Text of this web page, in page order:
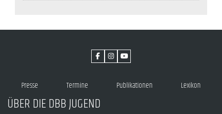
Presse Termine Publikationen Lexikon
ÜBER DIE DBB JUGEND